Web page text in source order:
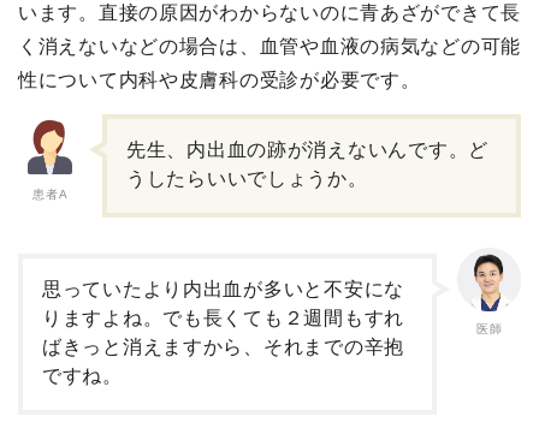
います。直接の原因がわからないのに青あざができて長
く消えないなどの場合は、血管や血液の病気などの可能
性について内科や皮膚科の受診が必要です。
患者A
先生、内出血の跡が消えないんです。ど
うしたらいいでしょうか。
医師
思っていたより内出血が多いと不安にな
りますよね。でも長くても２週間もすれ
ばきっと消えますから、それまでの辛抱
ですね。